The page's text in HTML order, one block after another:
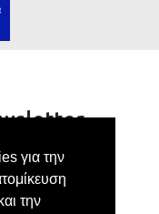
για την
την
μας για να